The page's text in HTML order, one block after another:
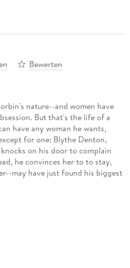
Bewerten
nature--and women have
But that's the life of a
have any woman he wants,
for one: Blythe Denton,
on his door to complain
he convinces her to to stay,
may have just found his biggest